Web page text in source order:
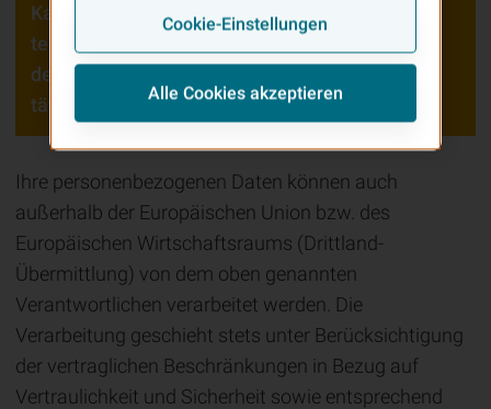
Kategorien von Stellen, bei denen die Da­
ten­ver­ar­bei­tung nicht der Hauptgegenstand
des Auftrages ist oder die nur gelegentlich
tätig werden:
Ihre personenbezogenen Daten können auch
außerhalb der Europäischen Union bzw. des
Europäischen Wirtschaftsraums (Drittland-
Übermittlung) von dem oben genannten
Verantwortlichen verarbeitet werden. Die
Verarbeitung geschieht stets unter Berücksichtigung
der vertraglichen Beschränkungen in Bezug auf
Vertraulichkeit und Sicherheit sowie entsprechend
Cookie-Einstellungen
Alle Cookies akzeptieren